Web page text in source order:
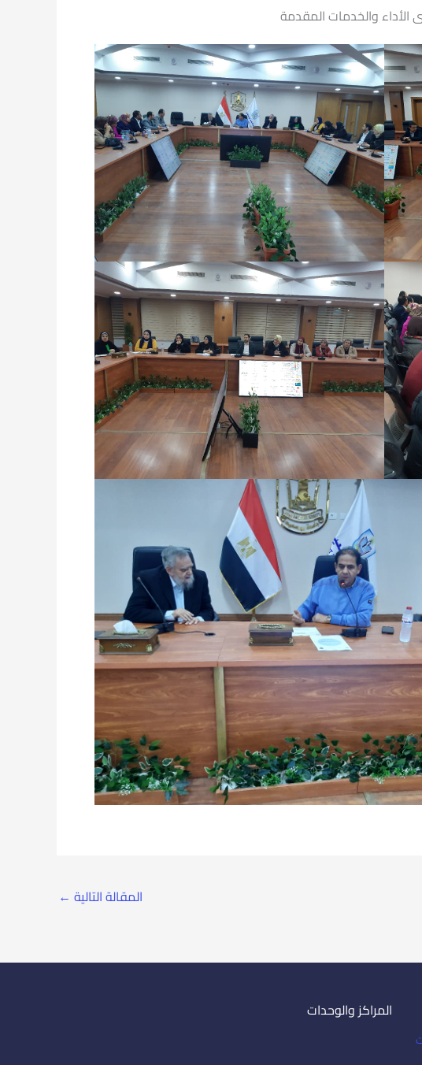
الأداء والخدمات المقدمة
المقالة التالية ←
المراكز والوحدات